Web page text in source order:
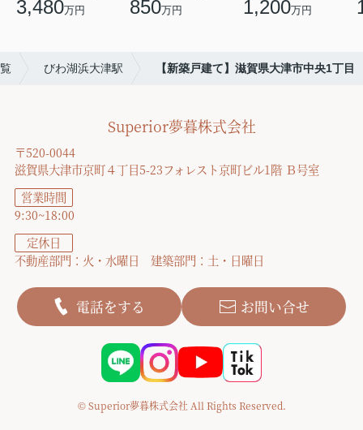
3,480万円 850万円 1,200万円
びわ湖浜大津駅 【新築戸建て】滋賀県大津市中央1丁目
Superior夢暮株式会社
〒520-0044
滋賀県大津市京町４丁目5-23フォレスト京町ビル1階 Ｂ号室
営業時間
9:30~18:00
定休日
不動産部門：火・水曜日 建築部門：土・日曜日
電話をする お問い合せ
© Superior夢暮株式会社 All Rights Reserved.